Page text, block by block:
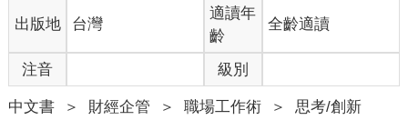
一方打敗另一方，是因為二者之間有天大的不同嗎？不是的。
是因為相同的地方更多，一方才有機會「幹掉」另一方。
以萬達為代表的線下經濟和以阿里巴巴為代表的線上經濟，在底
層邏輯上沒有本質的區別。從本質上來說，二者都是流量、轉化
率、客單價和回購率四部分的不同組合。可能一方的做法與另一
方不一樣，但是雙方服務的客戶、提供的價值是一樣的。就好比
出版地 台灣
適讀年
齡
全齡適讀
注音 級別
中文書 ＞ 財經企管 ＞ 職場工作術 ＞ 思考/創新